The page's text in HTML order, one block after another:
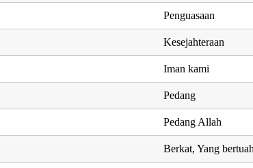
Penguasaan
Kesejahteraan
Iman kami
Pedang
Pedang Allah
Berkat, Yang